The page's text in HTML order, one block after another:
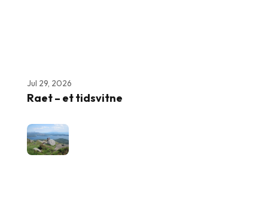
Jul 29, 2026
Raet – et tidsvitne